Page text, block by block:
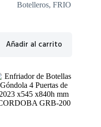
Botelleros, FRIO
Añadir al carrito